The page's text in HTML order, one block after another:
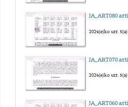
2024(e)ko urr. 5(a)
2024(e)ko urr. 5(a)